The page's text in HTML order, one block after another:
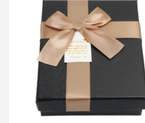
Ana Sayfa Hakkımızda
Kalite Kontrol Bize Ulaşın
Tüm Servis
Kozmetik ambalaj kutusu
Gıda Ambalaj Kutusu